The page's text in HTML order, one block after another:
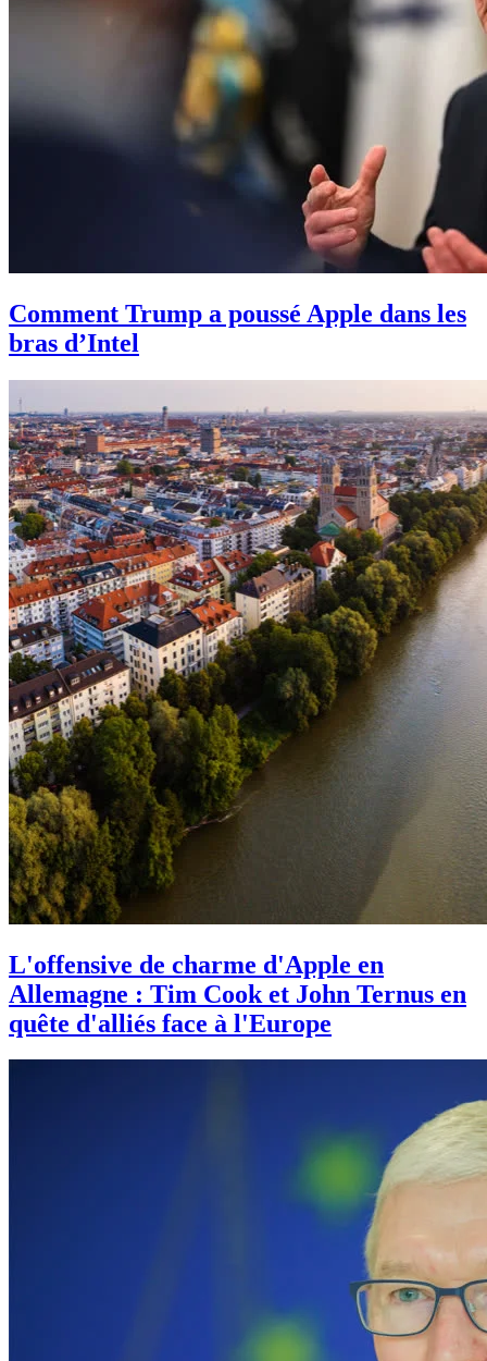
Comment Trump a poussé Apple dans les
bras d’Intel
L'offensive de charme d'Apple en
Allemagne : Tim Cook et John Ternus en
quête d'alliés face à l'Europe